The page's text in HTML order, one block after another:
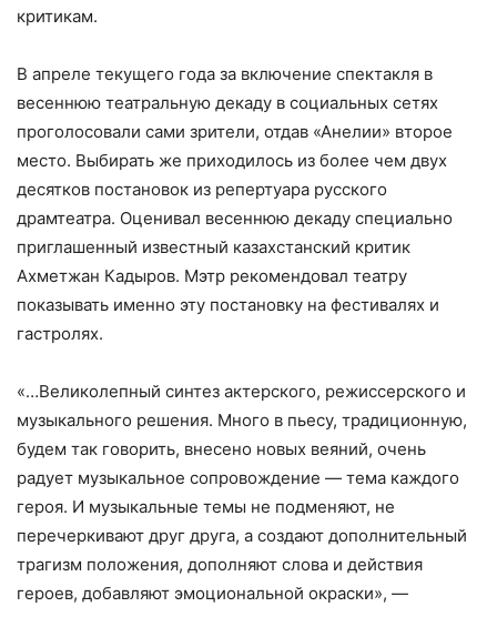
критикам.
В апреле текущего года за включение спектакля в
весеннюю театральную декаду в социальных сетях
проголосовали сами зрители, отдав «Анелии» второе
место. Выбирать же приходилось из более чем двух
десятков постановок из репертуара русского
драмтеатра. Оценивал весеннюю декаду специально
приглашенный известный казахстанский критик
Ахметжан Кадыров. Мэтр рекомендовал театру
показывать именно эту постановку на фестивалях и
гастролях.
«…Великолепный синтез актерского, режиссерского и
музыкального решения. Много в пьесу, традиционную,
будем так говорить, внесено новых веяний, очень
радует музыкальное сопровождение — тема каждого
героя. И музыкальные темы не подменяют, не
перечеркивают друг друга, а создают дополнительный
трагизм положения, дополняют слова и действия
героев, добавляют эмоциональной окраски», —